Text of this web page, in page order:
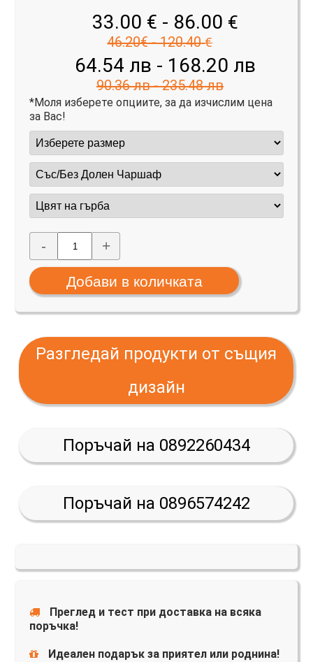
33.00 € - 86.00 €
46.20€ - 120.40 €
64.54 лв - 168.20 лв
90.36 лв - 235.48 лв
*Моля изберете опциите, за да изчислим цена
за Вас!
- +
Разгледай продукти от същия
дизайн
Поръчай на 0892260434
Поръчай на 0896574242
Преглед и тест при доставка на всяка
поръчка!
Идеален подарък за приятел или роднина!